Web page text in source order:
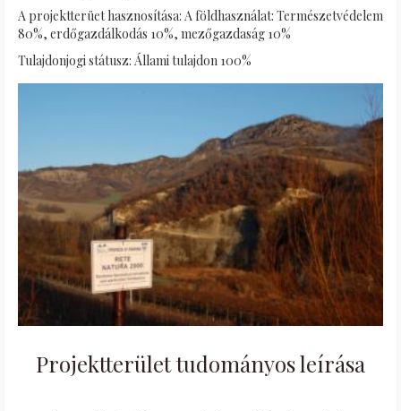
A projektterüet hasznosítása: A földhasználat: Természetvédelem
80%, erdőgazdálkodás 10%, mezőgazdaság 10%
Tulajdonjogi státusz: Állami tulajdon 100%
Projektterület tudományos leírása